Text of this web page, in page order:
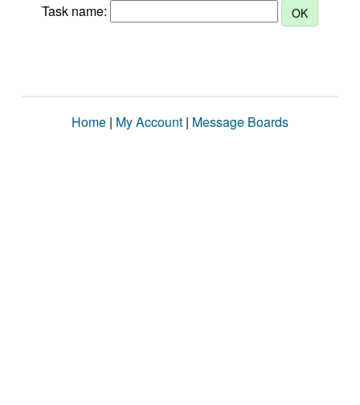
Task name:
Home | My Account | Message Boards